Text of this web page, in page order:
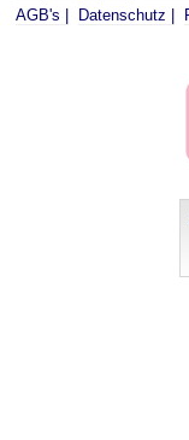
AGB's
Datenschutz